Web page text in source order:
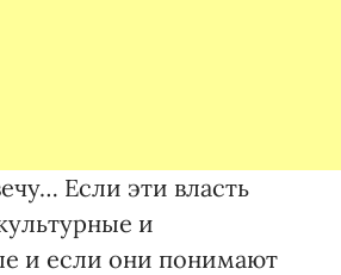
Если эти власть
и
и если они понимают